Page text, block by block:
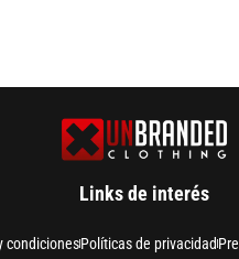
Links de interés
condicionesPolíticas de privacidad